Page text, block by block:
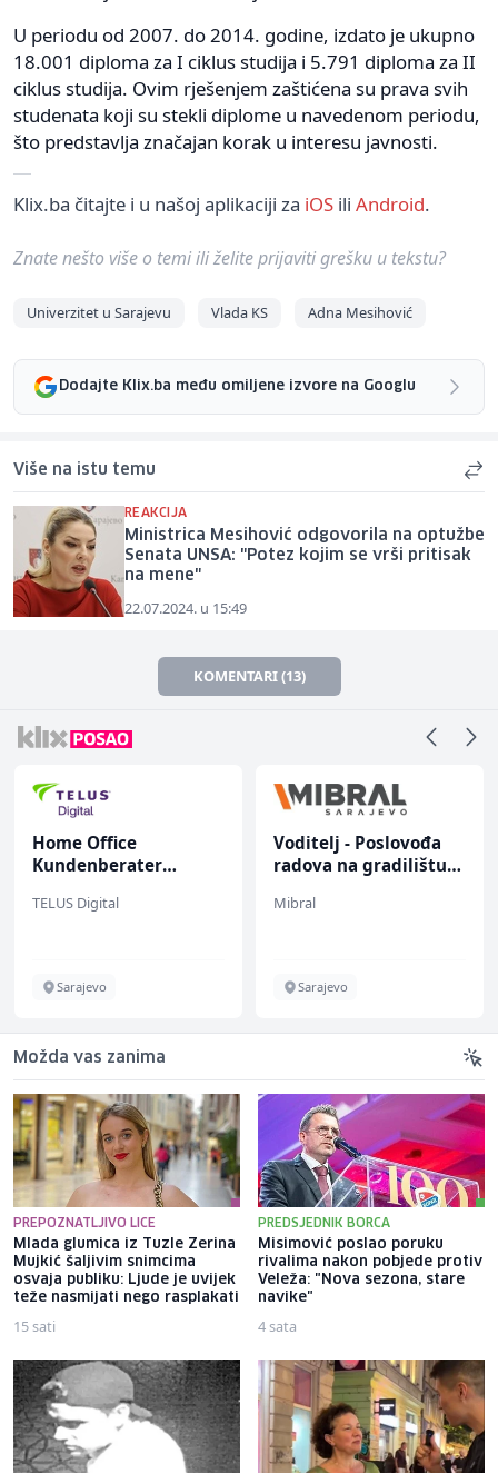
U periodu od 2007. do 2014. godine, izdato je ukupno
18.001 diploma za I ciklus studija i 5.791 diploma za II
ciklus studija. Ovim rješenjem zaštićena su prava svih
studenata koji su stekli diplome u navedenom periodu,
što predstavlja značajan korak u interesu javnosti.
Klix.ba čitajte i u našoj aplikaciji za iOS ili Android.
Znate nešto više o temi ili želite prijaviti grešku u tekstu?
Univerzitet u Sarajevu Vlada KS Adna Mesihović
Dodajte Klix.ba među omiljene izvore na Googlu
Više na istu temu
REAKCIJA
Ministrica Mesihović odgovorila na optužbe
Senata UNSA: "Potez kojim se vrši pritisak
na mene"
22.07.2024. u 15:49
KOMENTARI (13)
Home Office
Kundenberater
TELUS Digital
Sarajevo
Voditelj - Poslovođa
radova na gradilištu
Mibral
Sarajevo
Možda vas zanima
PREPOZNATLJIVO LICE
Mlada glumica iz Tuzle Zerina
Mujkić šaljivim snimcima
osvaja publiku: Ljude je uvijek
teže nasmijati nego rasplakati
15 sati
PREDSJEDNIK BORCA
Misimović poslao poruku
rivalima nakon pobjede protiv
Veleža: "Nova sezona, stare
navike"
4 sata